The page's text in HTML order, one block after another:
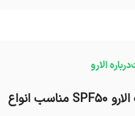
درباره الارو
کرم ضد آفتاب بدون رنگ الارو SPF50 مناسب انواع